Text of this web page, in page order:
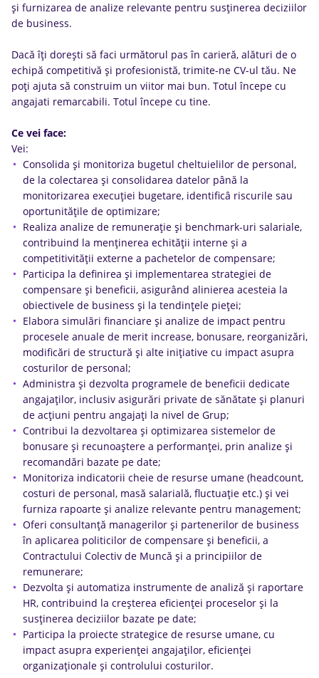
și furnizarea de analize relevante pentru susținerea deciziilor
de business.
Dacă îți dorești să faci următorul pas în carieră, alături de o
echipă competitivă și profesionistă, trimite-ne CV-ul tău. Ne
poți ajuta să construim un viitor mai bun. Totul începe cu
angajati remarcabili. Totul începe cu tine.
Ce vei face:
Vei:
Consolida și monitoriza bugetul cheltuielilor de personal,
de la colectarea și consolidarea datelor până la
monitorizarea execuției bugetare, identificâ riscurile sau
oportunitățile de optimizare;
Realiza analize de remunerație și benchmark-uri salariale,
contribuind la menținerea echității interne și a
competitivității externe a pachetelor de compensare;
Participa la definirea și implementarea strategiei de
compensare și beneficii, asigurând alinierea acesteia la
obiectivele de business și la tendințele pieței;
Elabora simulări financiare și analize de impact pentru
procesele anuale de merit increase, bonusare, reorganizări,
modificări de structură și alte inițiative cu impact asupra
costurilor de personal;
Administra și dezvolta programele de beneficii dedicate
angajaților, inclusiv asigurări private de sănătate și planuri
de acțiuni pentru angajați la nivel de Grup;
Contribui la dezvoltarea și optimizarea sistemelor de
bonusare și recunoaștere a performanței, prin analize și
recomandări bazate pe date;
Monitoriza indicatorii cheie de resurse umane (headcount,
costuri de personal, masă salarială, fluctuație etc.) și vei
furniza rapoarte și analize relevante pentru management;
Oferi consultanță managerilor și partenerilor de business
în aplicarea politicilor de compensare și beneficii, a
Contractului Colectiv de Muncă și a principiilor de
remunerare;
Dezvolta și automatiza instrumente de analiză și raportare
HR, contribuind la creșterea eficienței proceselor și la
susținerea deciziilor bazate pe date;
Participa la proiecte strategice de resurse umane, cu
impact asupra experienței angajaților, eficienței
organizaționale și controlului costurilor.